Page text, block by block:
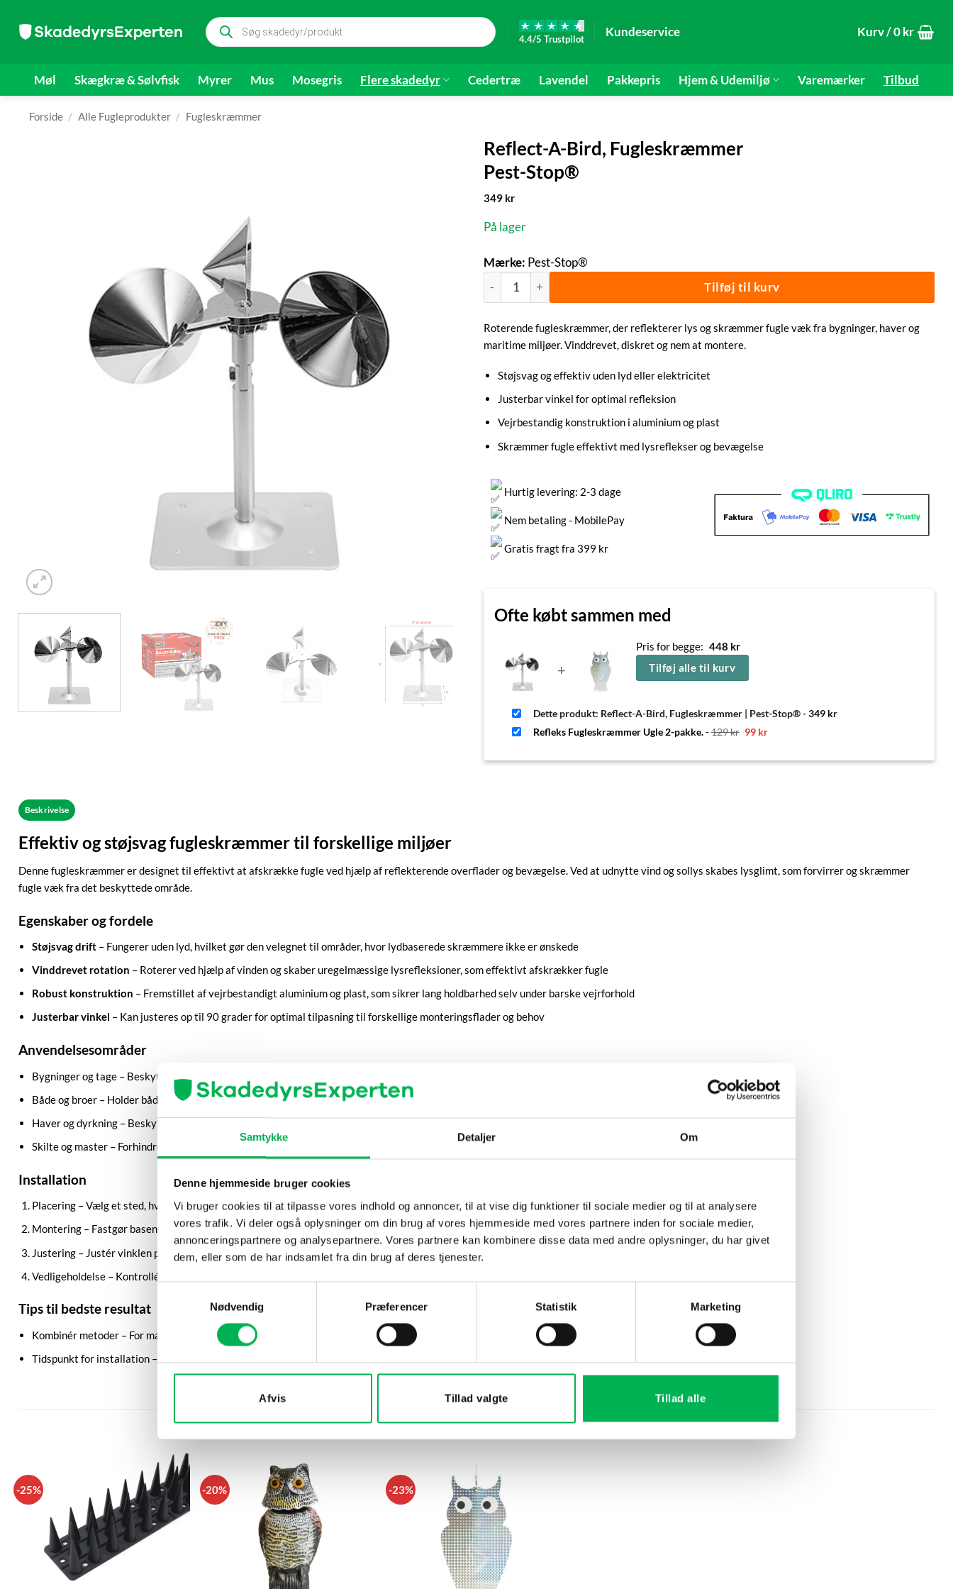
Samtykke Detaljer Om
Denne hjemmeside bruger cookies
Vi bruger cookies til at tilpasse vores indhold og annoncer, til at vise dig funktioner til sociale medier og til at analysere
vores trafik. Vi deler også oplysninger om din brug af vores hjemmeside med vores partnere inden for sociale medier,
annonceringspartnere og analysepartnere. Vores partnere kan kombinere disse data med andre oplysninger, du har givet
dem, eller som de har indsamlet fra din brug af deres tjenester.
Nødvendig
Præferencer Statistik Marketing
Afvis Tillad valgte Tillad alle
indhold
Products
search
4.4/5 Trustpilot
Kundeservice Kurv /0 kr
Møl Skægkræ & Sølvfisk Myrer Mus Mosegris Flere skadedyr Cedertræ Lavendel Pakkepris Hjem & Udemiljø Varemærker Tilbud
Forside / Alle Fugleprodukter / Fugleskræmmer
Reflect-A-Bird, Fugleskræmmer
Pest-Stop®
349 kr
På lager
Mærke: Pest-Stop®
Reflect-A-Bird, Fugleskræmmer | Pest-Stop® antalTilføj til kurv
Roterende fugleskræmmer, der reflekterer lys og skræmmer fugle væk fra bygninger, haver og
maritime miljøer. Vinddrevet, diskret og nem at montere.
Støjsvag og effektiv uden lyd eller elektricitet
Justerbar vinkel for optimal refleksion
Vejrbestandig konstruktion i aluminium og plast
Skræmmer fugle effektivt med lysreflekser og bevægelse
Hurtig levering: 2-3 dage
Nem betaling - MobilePay
Gratis fragt fra 399 kr
Ofte købt sammen med
+
Pris for begge: 448 kr
Tilføj alle til kurv
Dette produkt: Reflect-A-Bird, Fugleskræmmer | Pest-Stop®-349 kr
Refleks Fugleskræmmer Ugle 2-pakke.-129kr Den
oprindelige
129 kr.
99 krDen
99 kr.
Beskrivelse
Effektiv og støjsvag fugleskræmmer til forskellige miljøer
Denne fugleskræmmer er designet til effektivt at afskrække fugle ved hjælp af reflekterende overflader og bevægelse. Ved at udnytte vind og sollys skabes lysglimt, som forvirrer og skræmmer
fugle væk fra det beskyttede område.
Egenskaber og fordele
Støjsvag drift – Fungerer uden lyd, hvilket gør den velegnet til områder, hvor lydbaserede skræmmere ikke er ønskede
Vinddrevet rotation – Roterer ved hjælp af vinden og skaber uregelmæssige lysrefleksioner, som effektivt afskrækker fugle
Robust konstruktion – Fremstillet af vejrbestandigt aluminium og plast, som sikrer lang holdbarhed selv under barske vejrforhold
Justerbar vinkel – Kan justeres op til 90 grader for optimal tilpasning til forskellige monteringsflader og behov
Anvendelsesområder
Bygninger og tage – Beskytter ejendomme mod fugleangreb og de skader, de kan forårsage
Både og broer – Holder både og maritime miljøer fri for fugleklatter og relaterede problemer
Haver og dyrkning – Beskytter planter og afgrøder mod at blive spist eller beskadiget af fugle
Skilte og master – Forhindrer fugle i at sætte sig på skilte og master, så synlighed og funktion bevares
Installation
Placering – Vælg et sted, hvor fugle ofte samles, og hvor skræmmerens refleksioner kan spredes effektivt
Montering – Fastgør basen med fire skruer (størrelse #10, medfølger ikke) på den valgte overflade
Justering – Justér vinklen på skræmmerens arm op til 90 grader for at optimere refleksionerne
Vedligeholdelse – Kontrollér regelmæssigt, at skræmmeren roterer frit, og at ingen forhindringer påvirker funktionen
Tips til bedste resultat
Kombinér metoder – For maksimal effekt kan denne skræmmer bruges sammen med andre fuglebeskyttelsesprodukter, såsom pigge eller lydskræmmere
Tidspunkt for installation – Installér skræmmeren, før fuglene etablerer redepladser, for at forhindre dem i at slå sig ned
DU KUNNE OGSÅ VÆRE INTERESSERET I…
-25% -20% -23%